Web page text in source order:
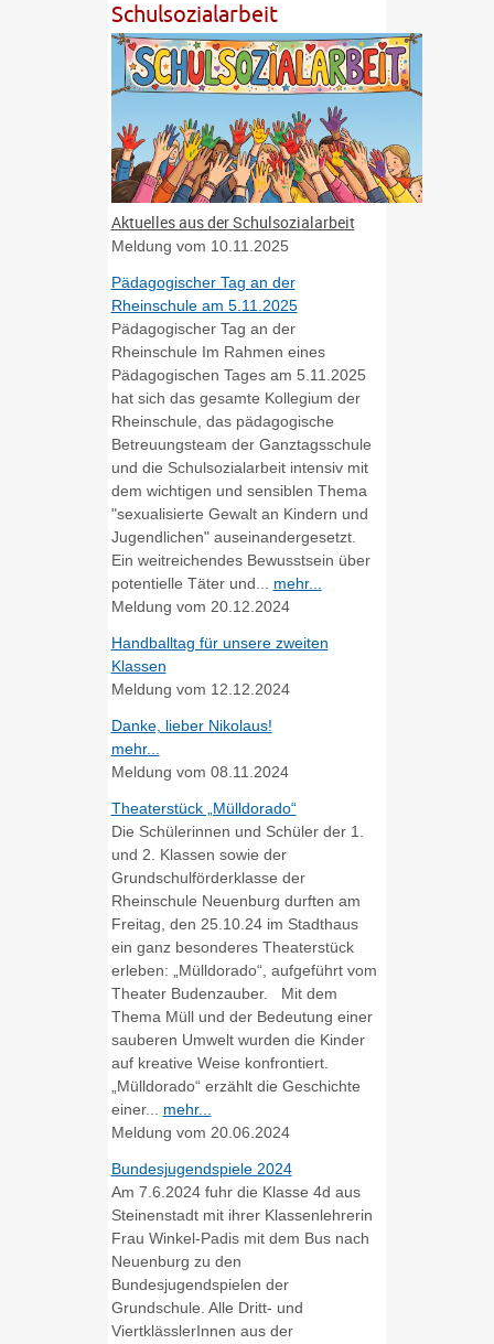
Schulsozialarbeit
Aktuelles aus der Schulsozialarbeit
Meldung vom 10.11.2025
Pädagogischer Tag an der
Rheinschule am 5.11.2025
Pädagogischer Tag an der
Rheinschule Im Rahmen eines
Pädagogischen Tages am 5.11.2025
hat sich das gesamte Kollegium der
Rheinschule, das pädagogische
Betreuungsteam der Ganztagsschule
und die Schulsozialarbeit intensiv mit
dem wichtigen und sensiblen Thema
"sexualisierte Gewalt an Kindern und
Jugendlichen" auseinandergesetzt.
Ein weitreichendes Bewusstsein über
potentielle Täter und... mehr...
Meldung vom 20.12.2024
Handballtag für unsere zweiten
Klassen
Meldung vom 12.12.2024
Danke, lieber Nikolaus!
mehr...
Meldung vom 08.11.2024
Theaterstück „Mülldorado“
Die Schülerinnen und Schüler der 1.
und 2. Klassen sowie der
Grundschulförderklasse der
Rheinschule Neuenburg durften am
Freitag, den 25.10.24 im Stadthaus
ein ganz besonderes Theaterstück
erleben: „Mülldorado“, aufgeführt vom
Theater Budenzauber. Mit dem
Thema Müll und der Bedeutung einer
sauberen Umwelt wurden die Kinder
auf kreative Weise konfrontiert.
„Mülldorado“ erzählt die Geschichte
einer... mehr...
Meldung vom 20.06.2024
Bundesjugendspiele 2024
Am 7.6.2024 fuhr die Klasse 4d aus
Steinenstadt mit ihrer Klassenlehrerin
Frau Winkel-Padis mit dem Bus nach
Neuenburg zu den
Bundesjugendspielen der
Grundschule. Alle Dritt- und
ViertklässlerInnen aus der